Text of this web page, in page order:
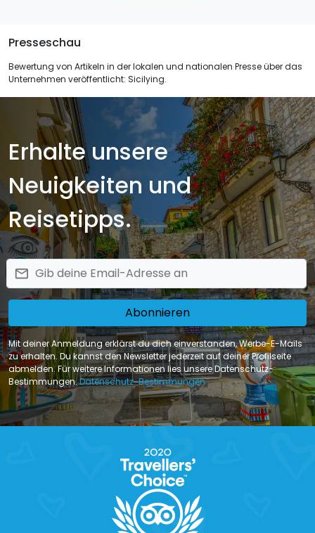
Presseschau
Bewertung von Artikeln in der lokalen und nationalen Presse über das
Unternehmen veröffentlicht: Sicilying.
Erhalte unsere
Neuigkeiten und
Reisetipps.
email
Abonnieren
Mit deiner Anmeldung erklärst du dich einverstanden, Werbe-E-Mails
zu erhalten. Du kannst den Newsletter jederzeit auf deiner Profilseite
abmelden. Für weitere Informationen lies unsere Datenschutz-
Bestimmungen.Datenschutz-Bestimmungen